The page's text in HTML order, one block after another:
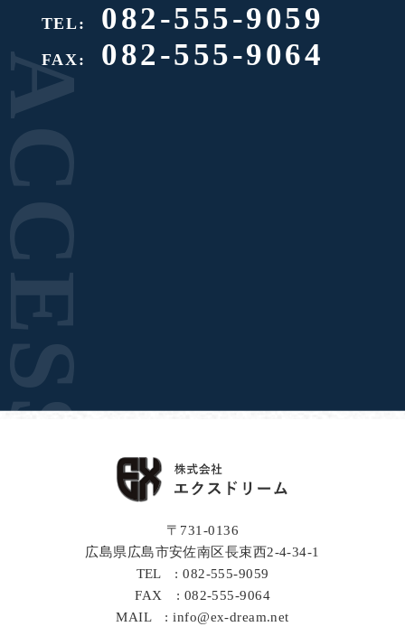
TEL: 082-555-9059
FAX: 082-555-9064
〒731-0136
広島県広島市安佐南区長束西2-4-34-1
TEL : 082-555-9059
FAX : 082-555-9064
MAIL : info@ex-dream.net